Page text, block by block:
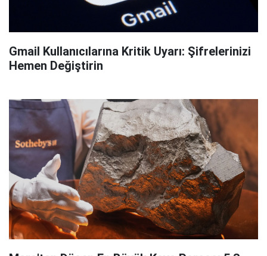
Gmail Kullanıcılarına Kritik Uyarı: Şifrelerinizi
Hemen Değiştirin